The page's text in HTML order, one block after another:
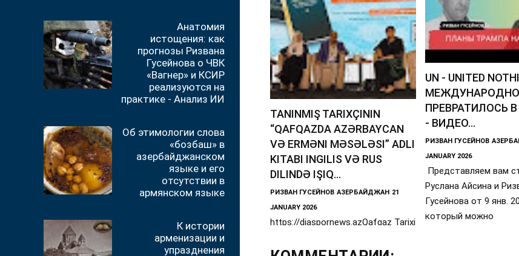
Анатомия
истощения: как
прогнозы Ризвана
Гусейнова о ЧВК
«Вагнер» и КСИР
реализуются на
практике - Анализ ИИ
Об этимологии слова
«бозбаш» в
азербайджанском
языке и его
отсутствии в
армянском языке
К истории
арменизации и
упразднения
TANINMIŞ TARIXÇININ
“QAFQAZDA AZƏRBAYCAN
VƏ ERMƏNI MƏSƏLƏSI” ADLI
KITABI INGILIS VƏ RUS
DILINDƏ IŞIQ...
РИЗВАН ГУСЕЙНОВ АЗЕРБАЙДЖАН 21
JANUARY 2026
https://diaspornews.azQafqaz Tarixi
kafedrasının assosiativ
UN - UNITED
ПРЕВРАТИЛОСЬ
- ВИДЕО...
РИЗВАН ГУСЕЙНОВ
JANUARY 2026
Представляем вам
Руслана Айсина и
Гусейнова от 9 янв.
который можно